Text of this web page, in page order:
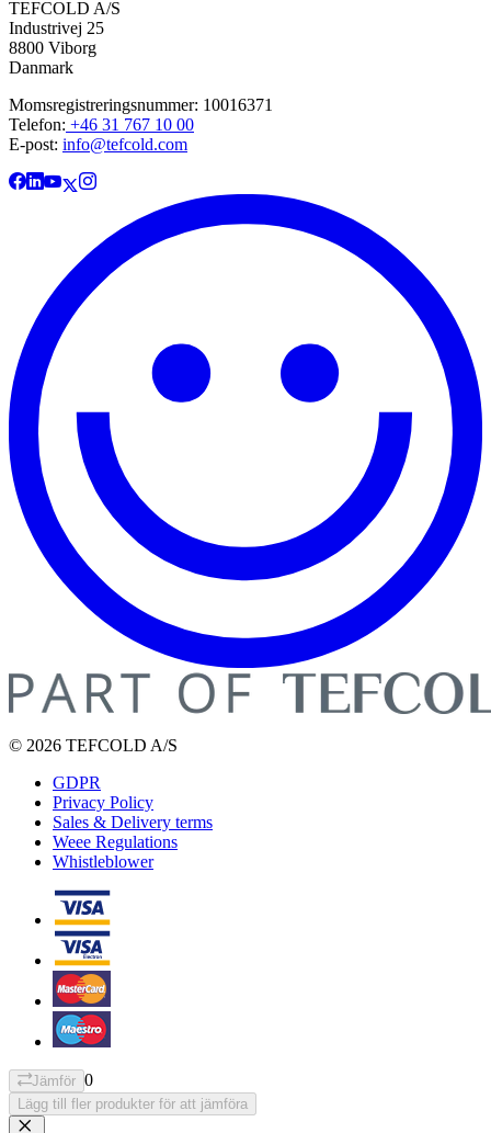
TEFCOLD A/S
Industrivej 25
8800 Viborg
Danmark
Momsregistreringsnummer: 10016371
Telefon: +46 31 767 10 00
E-post: info@tefcold.com
© 2026 TEFCOLD A/S
GDPR
Privacy Policy
Sales & Delivery terms
Weee Regulations
Whistleblower
Jämför 0
Lägg till fler produkter för att jämföra